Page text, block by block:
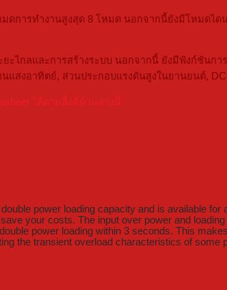
ดการทำงานสูงสุด 8 โหมด นอกจากนี้ยังมีโหมดได
ะไกลและการสร้างระบบ นอกจากนี้ ยังมีฟังก์ชันก
แสงอาทิตย์, ส่วนประกอบแรงดันสูงในยานยนต์,
ได้ตามลิ้งค์ด้านล่างนี้
power loading capacity and is available for
your costs. The input over power and
power loading within 3 seconds. This
the transient overload characteristics of some